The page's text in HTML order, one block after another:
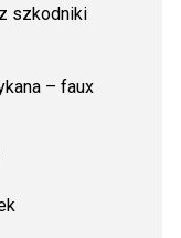
szkodniki
– faux